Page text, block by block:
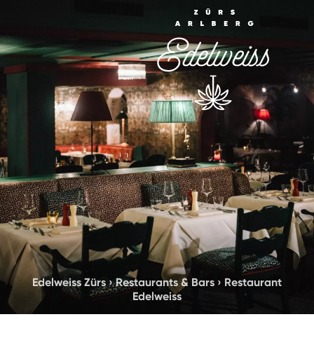
Edelweiss Zürs ›Restaurants & Bars › Restaurant
Edelweiss